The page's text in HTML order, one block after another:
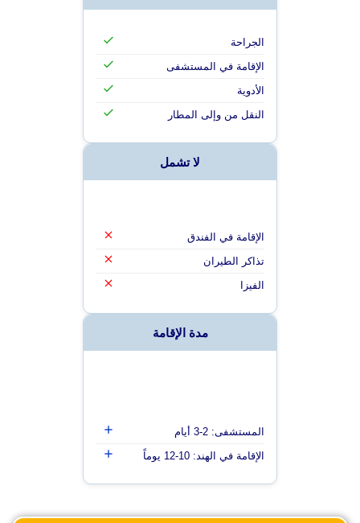
الجراحة
الإقامة في المستشفى
الأدوية
النقل من وإلى المطار
لا تشمل
الإقامة في الفندق
تذاكر الطيران
الفيزا
مدة الإقامة
المستشفى: 2-3 أيام
الإقامة في الهند: 10-12 يوماً